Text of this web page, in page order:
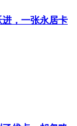
，一张永居卡